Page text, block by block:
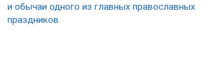
и обычаи одного из главных православных
праздников